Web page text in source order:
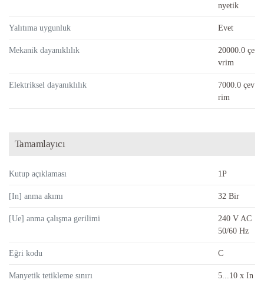
nyetik
Yalıtıma uygunluk Evet
Mekanik dayanıklılık
20000.0 çe
vrim
Elektriksel dayanıklılık
7000.0 çev
rim
Tamamlayıcı
Kutup açıklaması 1P
[In] anma akımı 32 Bir
[Ue] anma çalışma gerilimi
240 V AC
50/60 Hz
Eğri kodu C
Manyetik tetikleme sınırı 5...10 x In